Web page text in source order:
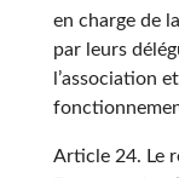
en charge de
par leurs
l’association
Article 24. Le